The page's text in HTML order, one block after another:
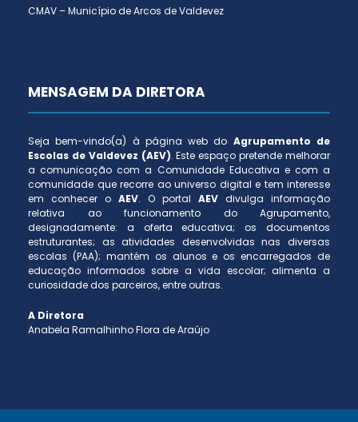
CMAV – Município de Arcos de Valdevez
MENSAGEM DA DIRETORA
Seja bem-vindo(a) à página web do Agrupamento de
Escolas de Valdevez (AEV). Este espaço pretende melhorar
a comunicação com a Comunidade Educativa e com a
comunidade que recorre ao universo digital e tem interesse
em conhecer o AEV. O portal AEV divulga informação
relativa ao funcionamento do Agrupamento,
designadamente: a oferta educativa; os documentos
estruturantes; as atividades desenvolvidas nas diversas
escolas (PAA); mantém os alunos e os encarregados de
educação informados sobre a vida escolar; alimenta a
curiosidade dos parceiros, entre outras.
A Diretora
Anabela Ramalhinho Flora de Araújo